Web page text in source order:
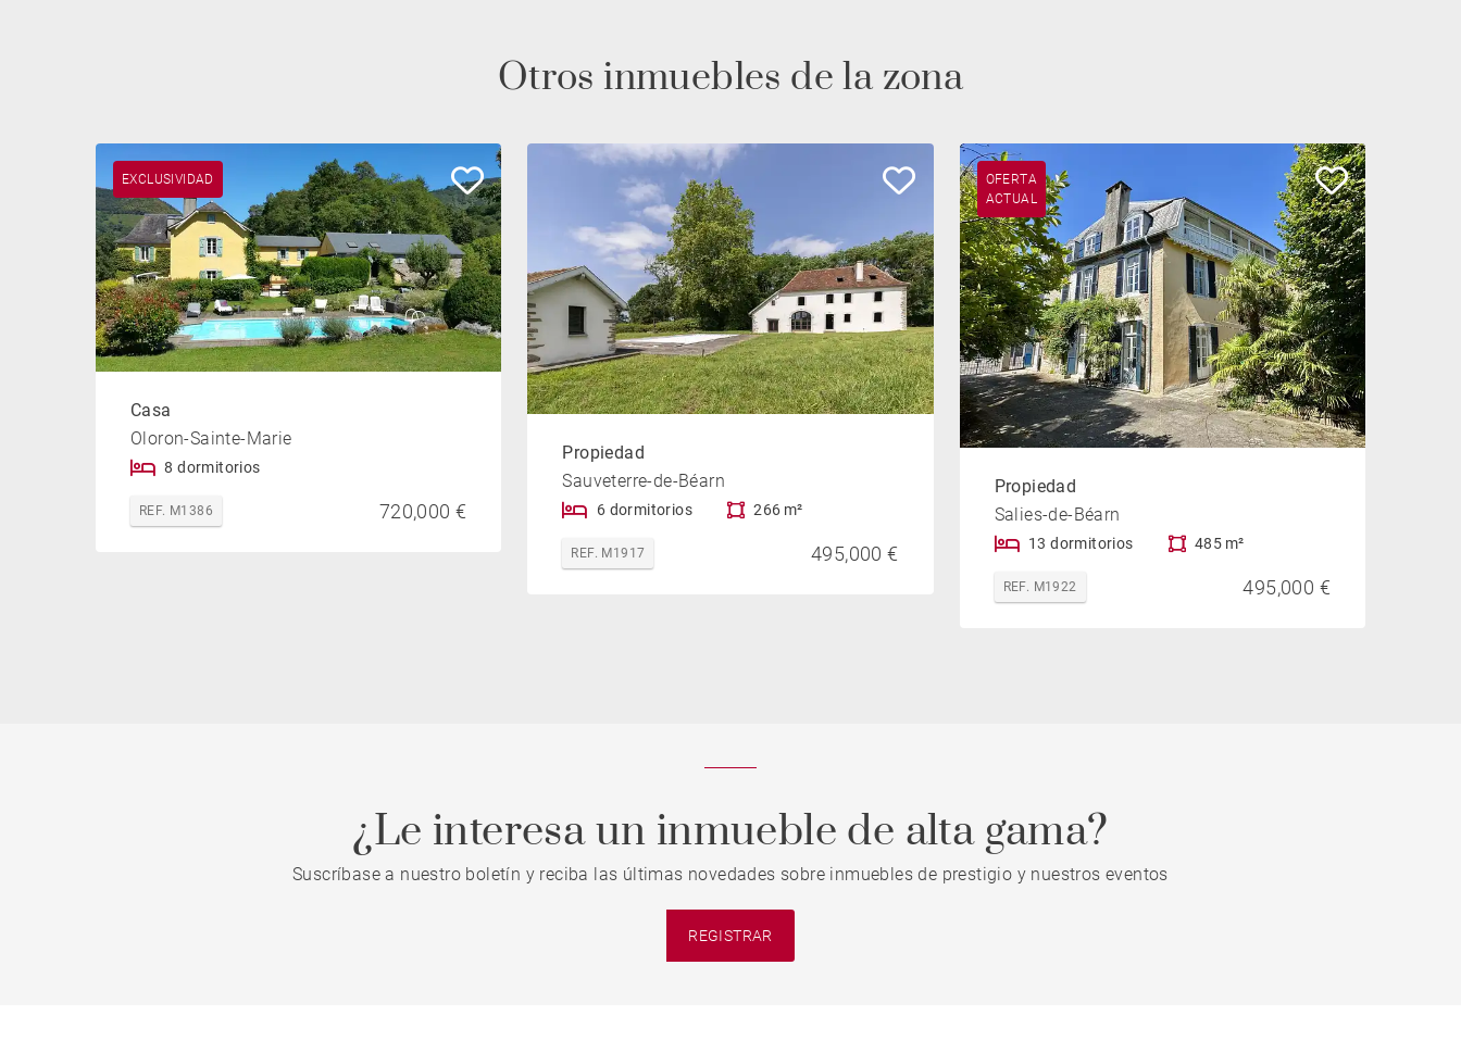
Otros inmuebles de la zona
EXCLUSIVIDAD
Casa
Oloron-Sainte-Marie
8 dormitorios
REF. M1386 720,000 €
Propiedad
Sauveterre-de-Béarn
6 dormitorios 266 m²
REF. M1917 495,000 €
OFERTA
ACTUAL
Propiedad
Salies-de-Béarn
13 dormitorios 485 m²
REF. M1922 495,000 €
¿Le interesa un inmueble de alta gama?
Suscríbase a nuestro boletín y reciba las últimas novedades sobre inmuebles de prestigio y nuestros eventos
REGISTRAR